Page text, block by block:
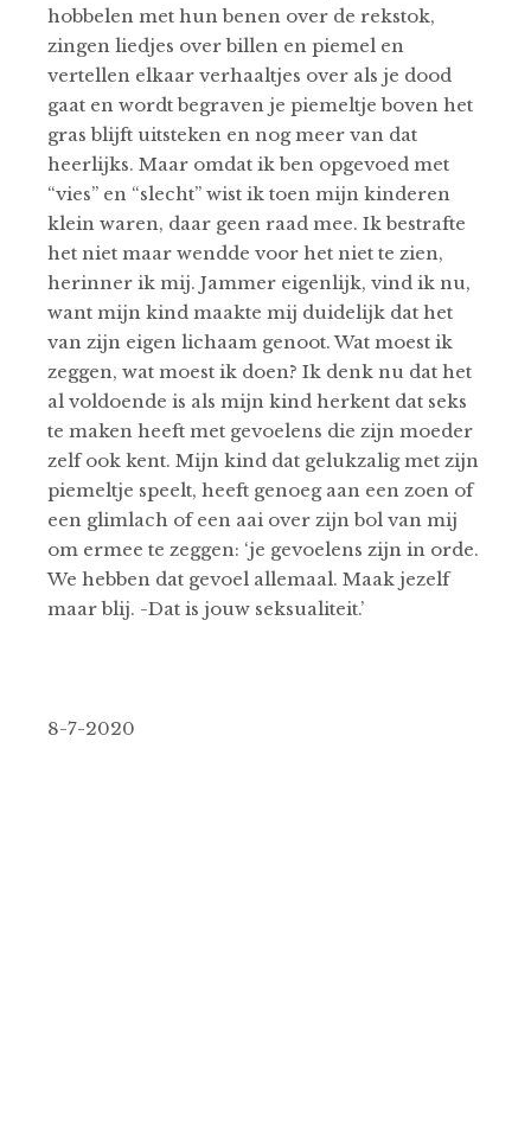
hobbelen met hun benen over de rekstok,
zingen liedjes over billen en piemel en
vertellen elkaar verhaaltjes over als je dood
gaat en wordt begraven je piemeltje boven het
gras blijft uitsteken en nog meer van dat
heerlijks. Maar omdat ik ben opgevoed met
“vies” en “slecht” wist ik toen mijn kinderen
klein waren, daar geen raad mee. Ik bestrafte
het niet maar wendde voor het niet te zien,
herinner ik mij. Jammer eigenlijk, vind ik nu,
want mijn kind maakte mij duidelijk dat het
van zijn eigen lichaam genoot. Wat moest ik
zeggen, wat moest ik doen? Ik denk nu dat het
al voldoende is als mijn kind herkent dat seks
te maken heeft met gevoelens die zijn moeder
zelf ook kent. Mijn kind dat gelukzalig met zijn
piemeltje speelt, heeft genoeg aan een zoen of
een glimlach of een aai over zijn bol van mij
om ermee te zeggen: ‘je gevoelens zijn in orde.
We hebben dat gevoel allemaal. Maak jezelf
maar blij. -Dat is jouw seksualiteit.’
8-7-2020